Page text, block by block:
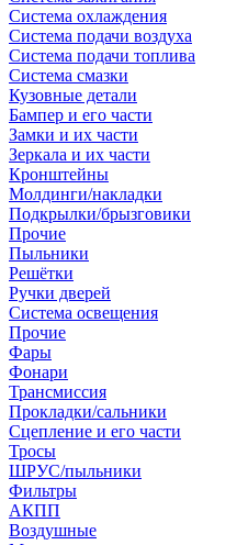
Система охлаждения
Система подачи воздуха
Система подачи топлива
Система смазки
Кузовные детали
Бампер и его части
Замки и их части
Зеркала и их части
Кронштейны
Молдинги/накладки
Подкрылки/брызговики
Прочие
Пыльники
Решётки
Ручки дверей
Система освещения
Прочие
Фары
Фонари
Трансмиссия
Прокладки/сальники
Сцепление и его части
Тросы
ШРУС/пыльники
Фильтры
АКПП
Воздушные